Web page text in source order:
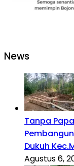
News
Tanpa
Dukuh
Agustus 6,